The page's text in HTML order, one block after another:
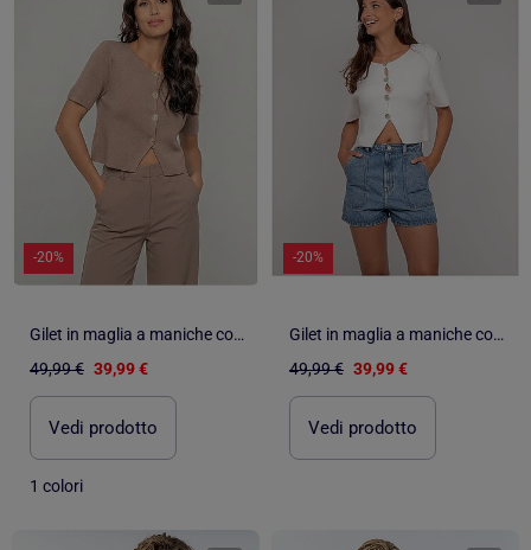
-20%
Gilet in maglia a maniche corte KODALIE
49,99 € 39,99 €
Vedi prodotto
1 colori
-20%
Gilet in maglia a maniche corte KODALIE
49,99 € 39,99 €
Vedi prodotto